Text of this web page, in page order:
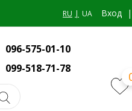
RU UA Вход |
096-575-01-10
099-518-71-78